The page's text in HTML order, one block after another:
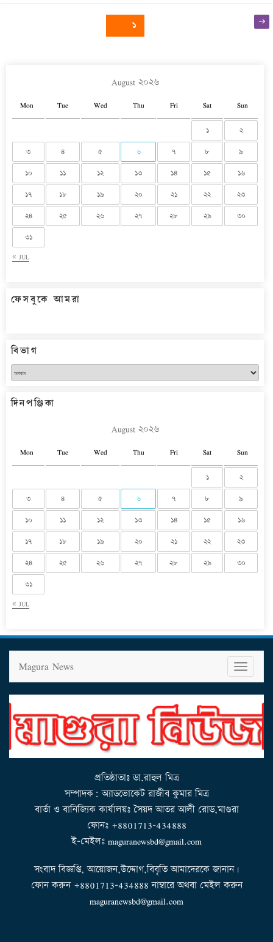
১ Next
page
August ২০২৬
Mon Tue Wed Thu Fri Sat Sun
« JUL
১ ২
৩ ৪ ৫ ৬ ৭ ৮ ৯
১০ ১১ ১২ ১৩ ১৪ ১৫ ১৬
১৭ ১৮ ১৯ ২০ ২১ ২২ ২৩
২৪ ২৫ ২৬ ২৭ ২৮ ২৯ ৩০
৩১
ফেসবুকে আমরা
বিভাগ
বিভাগ
দিনপঞ্জিকা
August ২০২৬
Mon Tue Wed Thu Fri Sat Sun
« JUL
১ ২
৩ ৪ ৫ ৬ ৭ ৮ ৯
১০ ১১ ১২ ১৩ ১৪ ১৫ ১৬
১৭ ১৮ ১৯ ২০ ২১ ২২ ২৩
২৪ ২৫ ২৬ ২৭ ২৮ ২৯ ৩০
৩১
T
o
g
g
l
n
g
a
t
i
o
n
Magura News
প্রতিষ্ঠাতাঃ ডা.রাহুল মিত্র
সম্পাদক: অ্যাডভোকেট রাজীব কুমার মিত্র
বার্তা ও বানিজ্যিক কার্যালয়ঃ সৈয়দ আতর আলী রোড,মাগুরা
ফোনঃ +8801713-434888
ই-মেইলঃ maguranewsbd@gmail.com
সংবাদ বিজ্ঞপ্তি, আয়োজন,উদ্দোগ,বিবৃতি আমাদেরকে জানান।
ফোন করুন +8801713-434888 নাম্বারে অথবা মেইল করুন
maguranewsbd@gmail.com